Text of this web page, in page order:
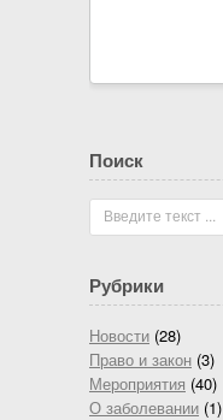
Поиск
Введите текст ...
Рубрики
Новости (28)
Право и закон (3)
Мероприятия (40)
О заболевании (1)